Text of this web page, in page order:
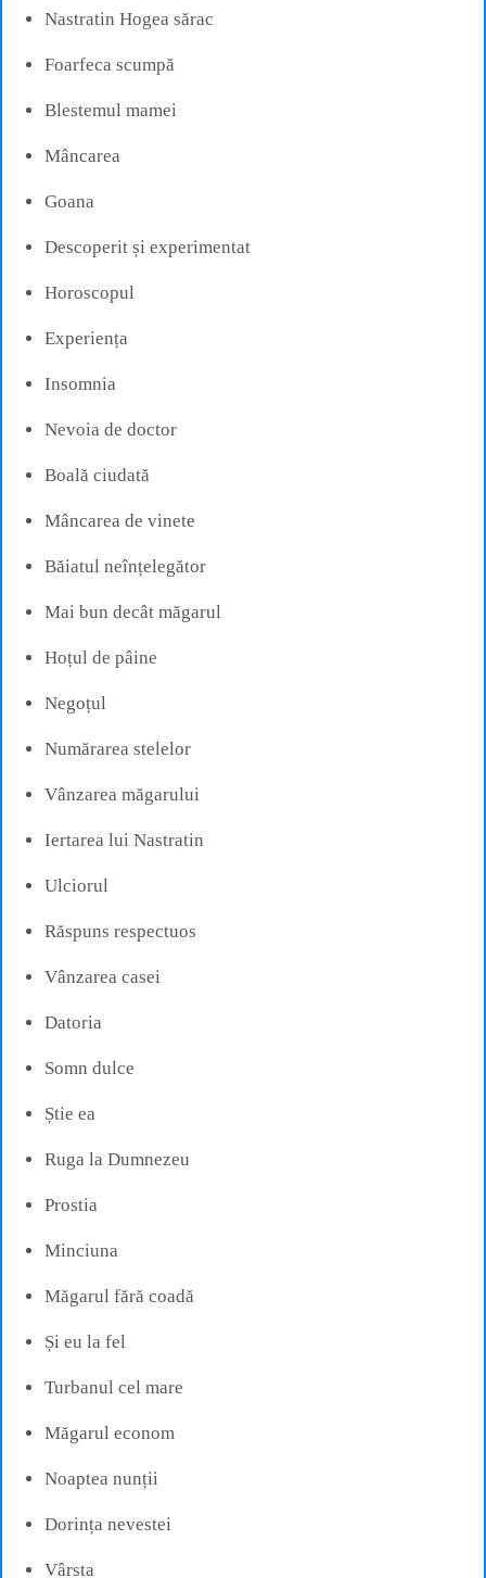
Nastratin Hogea sărac
Foarfeca scumpă
Blestemul mamei
Mâncarea
Goana
Descoperit și experimentat
Horoscopul
Experiența
Insomnia
Nevoia de doctor
Boală ciudată
Mâncarea de vinete
Băiatul neînțelegător
Mai bun decât măgarul
Hoțul de pâine
Negoțul
Numărarea stelelor
Vânzarea măgarului
Iertarea lui Nastratin
Ulciorul
Răspuns respectuos
Vânzarea casei
Datoria
Somn dulce
Știe ea
Ruga la Dumnezeu
Prostia
Minciuna
Măgarul fără coadă
Și eu la fel
Turbanul cel mare
Măgarul econom
Noaptea nunții
Dorința nevestei
Vârsta